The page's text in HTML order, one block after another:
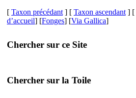
[ Taxon précédant ] [ Taxon ascendant ] [
d’accueil] [Fonges] [Via Gallica]
Chercher sur ce Site
Chercher sur la Toile